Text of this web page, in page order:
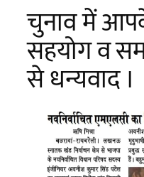
चुनाव में
सहयोग व
से धन्यवाद ।